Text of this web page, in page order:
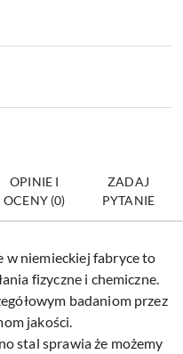
OPINIE I
OCENY (0)
ZADAJ
PYTANIE
niemieckiej fabryce to
fizyczne i chemiczne.
badaniom przez
jakości.
stal sprawia że możemy